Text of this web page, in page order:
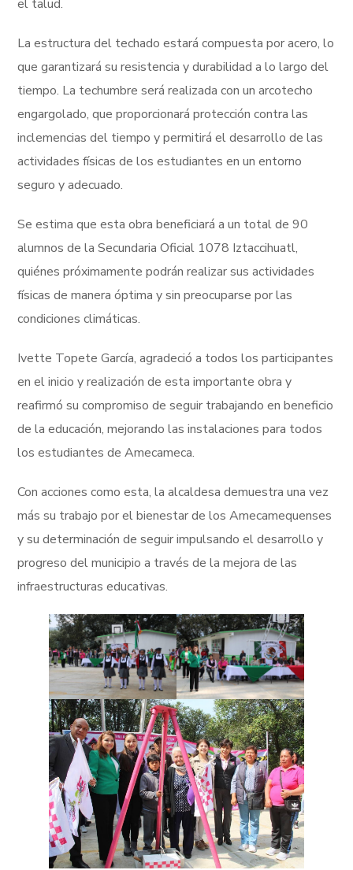
el talud.
La estructura del techado estará compuesta por acero, lo
que garantizará su resistencia y durabilidad a lo largo del
tiempo. La techumbre será realizada con un arcotecho
engargolado, que proporcionará protección contra las
inclemencias del tiempo y permitirá el desarrollo de las
actividades físicas de los estudiantes en un entorno
seguro y adecuado.
Se estima que esta obra beneficiará a un total de 90
alumnos de la Secundaria Oficial 1078 Iztaccihuatl,
quiénes próximamente podrán realizar sus actividades
físicas de manera óptima y sin preocuparse por las
condiciones climáticas.
Ivette Topete García, agradeció a todos los participantes
en el inicio y realización de esta importante obra y
reafirmó su compromiso de seguir trabajando en beneficio
de la educación, mejorando las instalaciones para todos
los estudiantes de Amecameca.
Con acciones como esta, la alcaldesa demuestra una vez
más su trabajo por el bienestar de los Amecamequenses
y su determinación de seguir impulsando el desarrollo y
progreso del municipio a través de la mejora de las
infraestructuras educativas.